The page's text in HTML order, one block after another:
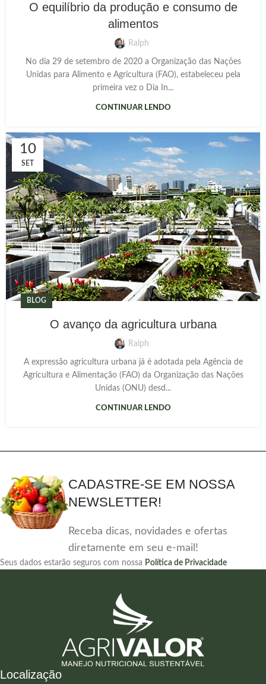
O equilíbrio da produção e consumo de
alimentos
Ralph
No dia 29 de setembro de 2020 a Organização das Nações
Unidas para Alimento e Agricultura (FAO), estabeleceu pela
primeira vez o Dia In...
CONTINUAR LENDO
10
SET
BLOG
O avanço da agricultura urbana
Ralph
A expressão agricultura urbana já é adotada pela Agência de
Agricultura e Alimentação (FAO) da Organização das Nações
Unidas (ONU) desd...
CONTINUAR LENDO
CADASTRE-SE EM NOSSA
NEWSLETTER!
Receba dicas, novidades e ofertas
diretamente em seu e-mail!
Seus dados estarão seguros com nossa Política de Privacidade
Localização